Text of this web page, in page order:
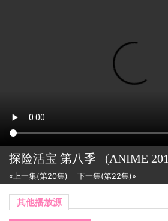
探险活宝 第八季 (ANIME
«上一集(第20集) 下一集(第22集)»
其他播放源